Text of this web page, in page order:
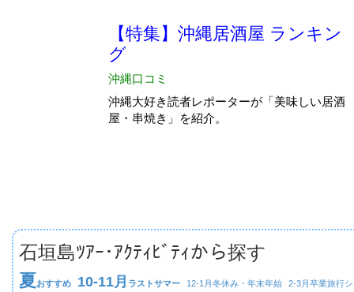
石垣島ﾂｱｰ･ｱｸﾃｨﾋﾞﾃｨから探す
夏おすすめ 10-11月 ラストサマー 12-1月冬休み・年末年始 2-3月卒業旅行